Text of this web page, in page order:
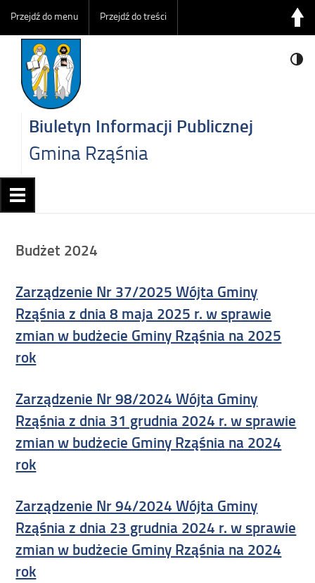
Przejdź do menu Przejdź do treści
Biuletyn Informacji Publicznej
Gmina Rząśnia
Budżet 2024
Zarządzenie Nr 37/2025 Wójta Gminy
Rząśnia z dnia 8 maja 2025 r. w sprawie
zmian w budżecie Gminy Rząśnia na 2025
rok
Zarządzenie Nr 98/2024 Wójta Gminy
Rząśnia z dnia 31 grudnia 2024 r. w sprawie
zmian w budżecie Gminy Rząśnia na 2024
rok
Zarządzenie Nr 94/2024 Wójta Gminy
Rząśnia z dnia 23 grudnia 2024 r. w sprawie
zmian w budżecie Gminy Rząśnia na 2024
rok